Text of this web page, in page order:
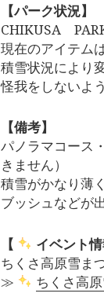
【パーク状況】
CHIKUSA
現在のアイテム
積雪状況により
怪我をしないよ
【備考】
パノラマコー
きません）
積雪がかなり薄
ブッシュなどが
【 イベント
ちくさ高原雪ま
≫
ちくさ高